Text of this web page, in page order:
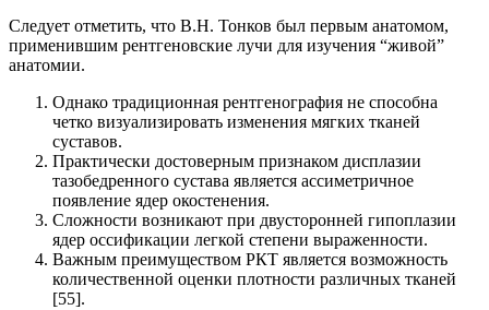
Следует отметить, что В.Н. Тонков был первым анатомом,
применившим рентгеновские лучи для изучения “живой”
анатомии.
Однако традиционная рентгенография не способна
четко визуализировать изменения мягких тканей
суставов.
Практически достоверным признаком дисплазии
тазобедренного сустава является ассиметричное
появление ядер окостенения.
Сложности возникают при двусторонней гипоплазии
ядер оссификации легкой степени выраженности.
Важным преимуществом РКТ является возможность
количественной оценки плотности различных тканей
[55].